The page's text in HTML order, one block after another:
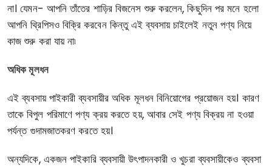
না। যেমন- আপনি তাঁতের শাড়ির বিজনেস শুরু করলেন, কিছুদিন পর মনে হলো
আপনি থ্রিপিসও বিক্রি করবেন কিন্তু এই ব্যবসায় চাইলেই নতুন পণ্য নিয়ে
কাজ শুরু করা যায় না৷
অধিক মূলধন
এই ব্যবসায় পাইকারী ব্যবসায়ীর অধিক মূলধন বিনিয়োগের প্রয়োজন হয়। কারণ
তাকে বিপুল পরিমাণে পণ্য ক্রয় করতে হয়, আবার সেই পণ্য বিক্রয় না হওয়া
পর্যন্ত গুদামজাতকরণ করতে হয়।
অন্যদিকে, একজন পাইকারি ব্যবসায়ী উৎপাদনকারী ও খুচরা ব্যবসায়ীকেও ব্যবসা